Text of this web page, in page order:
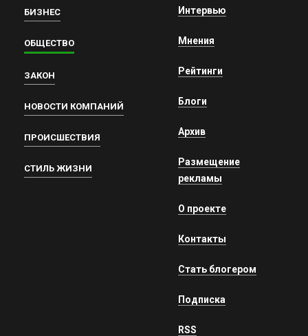
БИЗНЕС
ОБЩЕСТВО
ЗАКОН
НОВОСТИ КОМПАНИЙ
ПРОИСШЕСТВИЯ
СТИЛЬ ЖИЗНИ
Интервью
Мнения
Рейтинги
Блоги
Архив
Размещение
рекламы
О проекте
Контакты
Стать блогером
Подписка
RSS